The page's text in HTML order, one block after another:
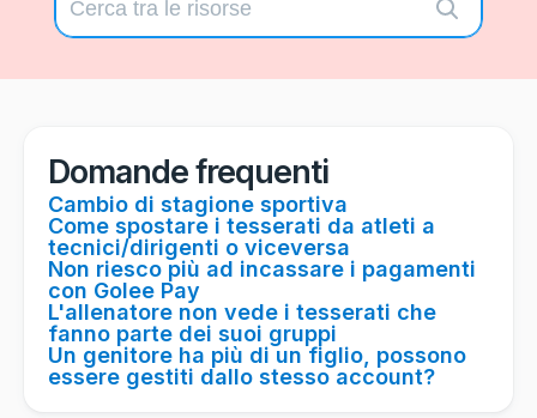
Torna al gestionale
Domande frequenti
Cambio di stagione sportiva
Come spostare i tesserati da atleti a
tecnici/dirigenti o viceversa
Non riesco più ad incassare i pagamenti
con Golee Pay
L'allenatore non vede i tesserati che
fanno parte dei suoi gruppi
Un genitore ha più di un figlio, possono
essere gestiti dallo stesso account?